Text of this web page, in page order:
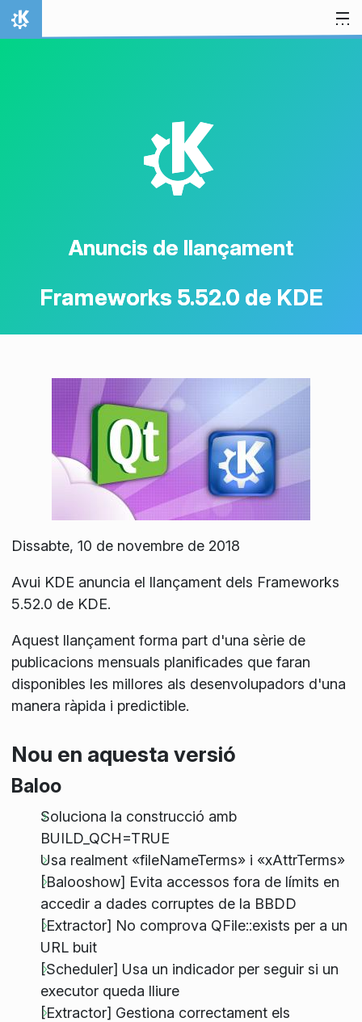
Salta al contingut
Inici
K
Anuncis de llançament
Frameworks 5.52.0 de KDE
Dissabte, 10 de novembre de 2018
Avui KDE anuncia el llançament dels Frameworks
5.52.0 de KDE.
Aquest llançament forma part d'una sèrie de
publicacions mensuals planificades que faran
disponibles les millores als desenvolupadors d'una
manera ràpida i predictible.
Nou en aquesta versió
Baloo
Soluciona la construcció amb
BUILD_QCH=TRUE
Usa realment «fileNameTerms» i «xAttrTerms»
[Balooshow] Evita accessos fora de límits en
accedir a dades corruptes de la BBDD
[Extractor] No comprova QFile::exists per a un
URL buit
[Scheduler] Usa un indicador per seguir si un
executor queda lliure
[Extractor] Gestiona correctament els